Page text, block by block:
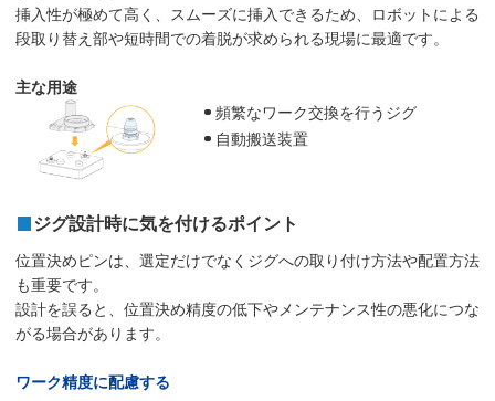
挿入性が極めて高く、スムーズに挿入できるため、ロボットによる
段取り替え部や短時間での着脱が求められる現場に最適です。
主な用途
頻繁なワーク交換を行うジグ
自動搬送装置
ジグ設計時に気を付けるポイント
位置決めピンは、選定だけでなくジグへの取り付け方法や配置方法
も重要です。
設計を誤ると、位置決め精度の低下やメンテナンス性の悪化につな
がる場合があります。
ワーク精度に配慮する